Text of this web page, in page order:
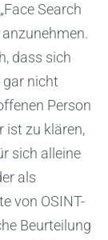
Search
dass sich
nicht
Person
ist zu klären,
sich alleine
als
von OSINT-
Beurteilung